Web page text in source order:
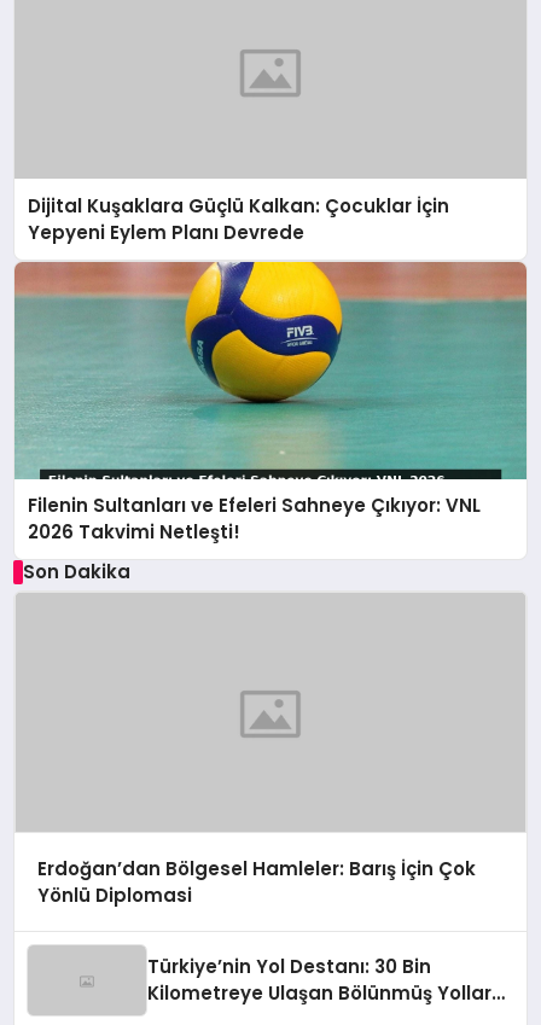
Dijital Kuşaklara Güçlü Kalkan: Çocuklar İçin
Yepyeni Eylem Planı Devrede
Filenin Sultanları ve Efeleri Sahneye Çıkıyor: VNL
2026 Takvimi Netleşti!
Son Dakika
Erdoğan’dan Bölgesel Hamleler: Barış İçin Çok
Yönlü Diplomasi
Türkiye’nin Yol Destanı: 30 Bin
Kilometreye Ulaşan Bölünmüş Yollar